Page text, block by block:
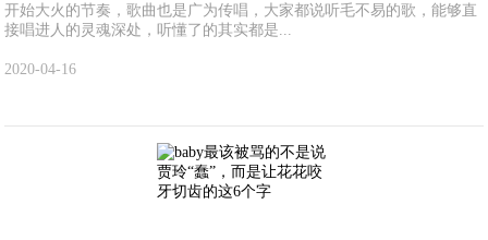
开始大火的节奏，歌曲也是广为传唱，大家都说听毛不易的歌，能够直
接唱进人的灵魂深处，听懂了的其实都是...
2020-04-16